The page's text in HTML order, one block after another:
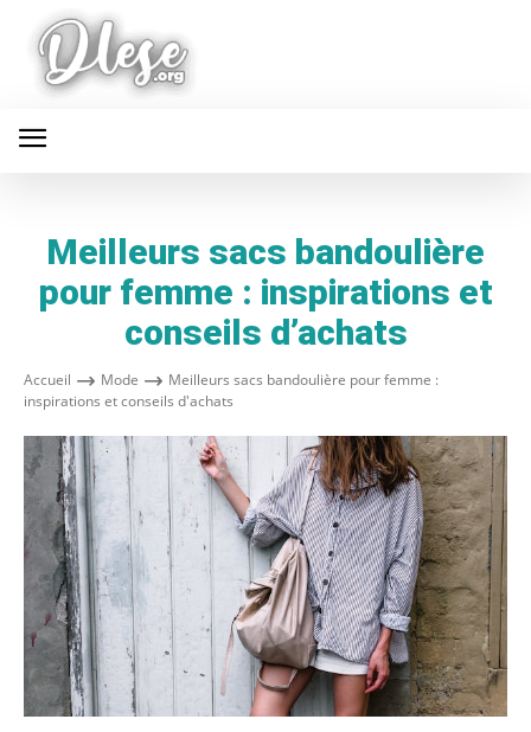
Meilleurs sacs bandoulière
pour femme : inspirations et
conseils d’achats
Accueil Mode
Meilleurs sacs bandoulière pour femme :
inspirations et conseils d'achats